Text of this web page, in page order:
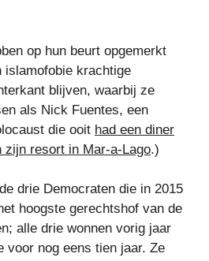
op hun beurt opgemerkt
islamofobie krachtige
blijven, waarbij ze
als Nick Fuentes, een
die ooit had een diner
zijn resort in Mar-a-Lago.)
drie Democraten die in 2015
hoogste gerechtshof van de
alle drie wonnen vorig jaar
voor nog eens tien jaar. Ze